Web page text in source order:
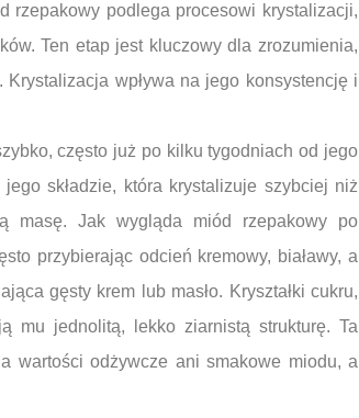
rzepakowy podlega procesowi krystalizacji,
Ten etap jest kluczowy dla zrozumienia,
wpływa na jego konsystencję i
często już po kilku tygodniach od jego
składzie, która krystalizuje szybciej niż
masę. Jak wygląda miód rzepakowy po
przybierając odcień kremowy, białawy, a
gęsty krem lub masło. Kryształki cukru,
mu jednolitą, lekko ziarnistą strukturę. Ta
wartości odżywcze ani smakowe miodu, a